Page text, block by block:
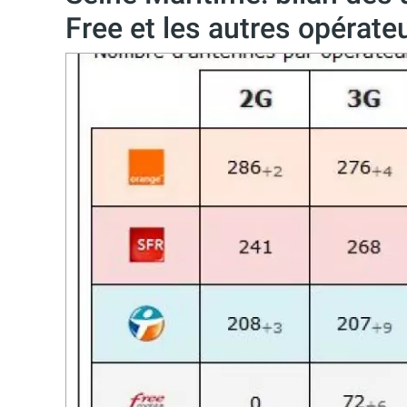
Free et les autres